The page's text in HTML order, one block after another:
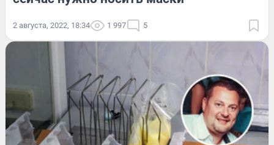
2 августа, 2022, 18:34 1 997 5